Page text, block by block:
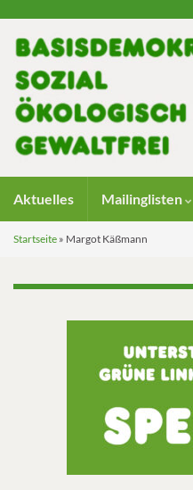
Aktuelles Mailinglisten
Startseite » Margot Käßmann